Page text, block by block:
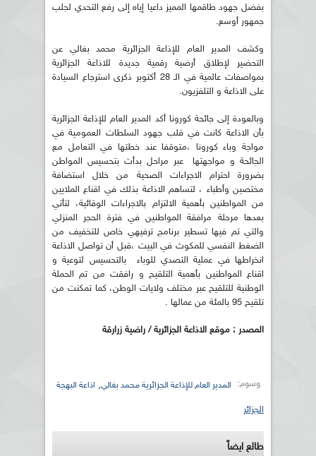
بفضل جهود طاقمها المميز داعيا إياه إلى رفع التحدي لجلب
جمهور أوسع.
وكشف المدير العام للإذاعة الجزائرية محمد بغالي عن
التحضير لإطلاق أرضية رقمية جديدة للاذاعة الجزائرية
بمواصفات عالمية في الـ 28 أكتوبر ذكرى استرجاع السيادة
على الاذاعة و التلفزيون.
وبالعودة إلى جائحة كورونا أكد المدير العام للإذاعة الجزائرية
بأن الاذاعة كانت في قلب جهود السلطات العمومية في
مواجة وباء كورونا ،متوقفا عند خطتها في التعامل مع
الجائحة و مواجهتها عبر مراحل بدأت بتحسيس المواطن
بضرورة احترام الاجراءات الصحية من خلال استضافة
مختصين وأطباء ، لتساهم الاذاعة بذلك في اقناع الملايين
من المواطنين بأهمية الالتزام بالاجراءات الوقائية، لتأتي
بعدها مرحلة مرافقة المواطنين في فترة الحجر المنزلي
والتي تم فيها تسطير برنامج ترفيهي خاص للتخفيف من
الضغط النفسي للمكوث في البيت ،قبل أن تواصل الاذاعة
انخراطها في عملية التصدي للوباء بالتحسيس لتوعية و
اقناع المواطنين بأهمية التلقيح و رافقت من تم الحملة
الوطنية للتلقيح عبر مختلف ولايات الوطن، كما تمكنت من
تلقيح 95 بالمئة من عمالها .
المصدر : موقع الاذاعة الجزائرية / راضية زرارقة
وسوم: المدير العام للإذاعة الجزائرية محمد بغالي, اذاعة البهجة
الجزائر
طالع ايضاً